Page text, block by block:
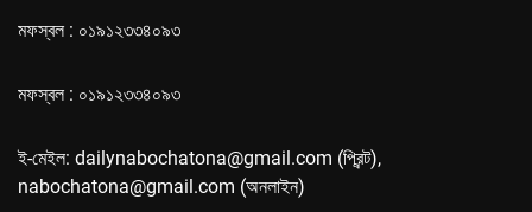
মফস্বল : ০১৯১২৩৩৪০৯৩
মফস্বল : ০১৯১২৩৩৪০৯৩
ই-মেইল: dailynabochatona@gmail.com (প্রিন্ট),
nabochatona@gmail.com (অনলাইন)